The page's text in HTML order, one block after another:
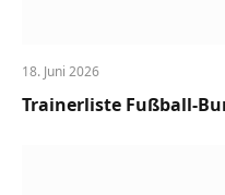
18. Juni 2026
Trainerliste Fußball-